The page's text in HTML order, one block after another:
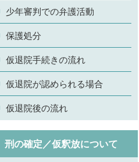
少年審判での弁護活動
保護処分
仮退院手続きの流れ
仮退院が認められる場合
仮退院後の流れ
刑の確定／仮釈放について